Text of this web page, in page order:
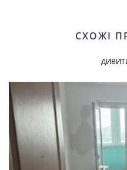
СХОЖІ